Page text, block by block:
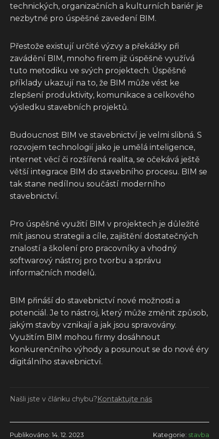
technických, organizačních a kulturních bariér je
nezbytné pro úspěšné zavedení BIM.
Přestože existují určité výzvy a překážky při
zavádění BIM, mnoho firem již úspěšně využívá
tuto metodiku ve svých projektech. Úspěšné
příklady ukazují na to, že BIM může vést ke
zlepšení produktivity, komunikace a celkového
výsledku stavebních projektů.
Budoucnost BIM ve stavebnictví je velmi slibná. S
rozvojem technologií jako je umělá inteligence,
internet věcí či rozšířená realita, se očekává ještě
větší integrace BIM do stavebního procesu. BIM se
tak stane nedílnou součástí moderního
stavebnictví.
Pro úspěšné využití BIM v projektech je důležité
mít jasnou strategii a cíle, zajištění dostatečných
znalostí a školení pro pracovníky a vhodný
softwarový nástroj pro tvorbu a správu
informačních modelů.
BIM přináší do stavebnictví nové možnosti a
potenciál. Je to nástroj, který může změnit způsob,
jakým stavby vznikají a jak jsou spravovány.
Využitím BIM mohou firmy dosáhnout
konkurenčního výhody a posunout se do nové éry
digitálního stavebnictví.
Našli jste v článku chybu?Kontaktujte nás
Publikováno: 14. 12. 2023 Kategorie: stavba